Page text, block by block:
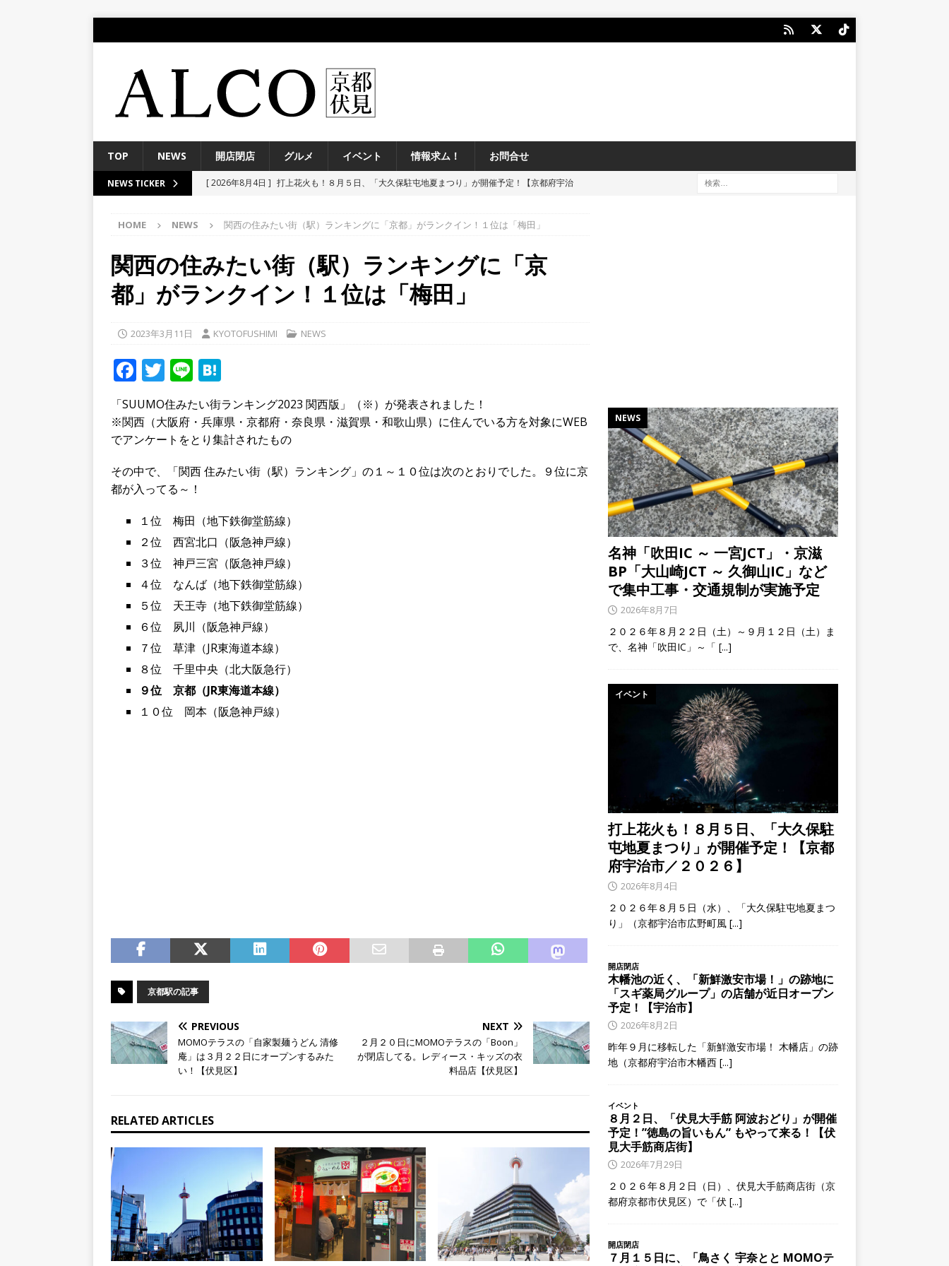
TOP NEWS 開店閉店 グルメ イベント 情報求ム！ お問合せ
NEWS TICKER [ 2026年8月4日 ] 打上花火も！８月５日、「大久保駐屯地夏まつり」が開催予定！【京都府宇治
[ 2026年8月2日 ] 木幡池の近く、「新鮮激安市場！」の跡地に「スギ薬局グループ」の店舗が近
日オープン予定！【宇治市】
開店閉店
[ 2026年7月29日 ]
８月２日、「伏見大手筋 阿波おどり」が開催予定！”徳島の旨いもん” もやって
来る！【伏見大手筋商店街】
イベント
[ 2026年7月26日 ]
７月１５日に、「鳥さく 宇奈とと MOMOテラス店」が閉店してる【京都市伏
[ 2026年8月7日 ]
事・交通規制が実施予定
NEWS
HOME NEWS 関西の住みたい街（駅）ランキングに「京都」がランクイン！１位は「梅田」
関西の住みたい街（駅）ランキングに「京
都」がランクイン！１位は「梅田」
2023年3月11日 KYOTOFUSHIMI NEWS
F
a
c
e
b
o
k
T
w
it
te
r
Li
e
at
e
n
a
「SUUMO住みたい街ランキング2023 関西版」（※）が発表されました！
※関西（大阪府・兵庫県・京都府・奈良県・滋賀県・和歌山県）に住んでいる方を対象にWEB
でアンケートをとり集計されたもの
その中で、「関西 住みたい街（駅）ランキング」の１～１０位は次のとおりでした。９位に京
都が入ってる～！
１位 梅田（地下鉄御堂筋線）
２位 西宮北口（阪急神戸線）
３位 神戸三宮（阪急神戸線）
４位 なんば（地下鉄御堂筋線）
５位 天王寺（地下鉄御堂筋線）
６位 夙川（阪急神戸線）
７位 草津（JR東海道本線）
８位 千里中央（北大阪急行）
９位 京都（JR東海道本線）
１０位 岡本（阪急神戸線）
京都駅の記事
PREVIOUS
MOMOテラスの「自家製麺うどん 清修
庵」は３月２２日にオープンするみた
い！【伏見区】
NEXT
２月２０日にMOMOテラスの「Boon」
が閉店してる。レディース・キッズの衣
料品店【伏見区】
RELATED ARTICLES
名神「吹田IC ～ 一宮JCT」・京滋
BP「大山崎JCT ～ 久御山IC」など
で集中工事・交通規制が実施予定
NEWS
2026年8月7日
２０２６年８月２２日（土）～９月１２日（土）ま
で、名神「吹田IC」～「 [...]
打上花火も！８月５日、「大久保駐
屯地夏まつり」が開催予定！【京都
府宇治市／２０２６】
イベント
2026年8月4日
２０２６年８月５日（水）、「大久保駐屯地夏まつ
り」（京都宇治市広野町風 [...]
開店閉店
木幡池の近く、「新鮮激安市場！」の跡地に
「スギ薬局グループ」の店舗が近日オープン
予定！【宇治市】
2026年8月2日
昨年９月に移転した「新鮮激安市場！ 木幡店」の跡
地（京都府宇治市木幡西 [...]
イベント
８月２日、「伏見大手筋 阿波おどり」が開催
予定！”徳島の旨いもん” もやって来る！【伏
見大手筋商店街】
2026年7月29日
２０２６年８月２日（日）、伏見大手筋商店街（京
都府京都市伏見区）で「伏 [...]
開店閉店
７月１５日に、「鳥さく 宇奈とと MOMOテ